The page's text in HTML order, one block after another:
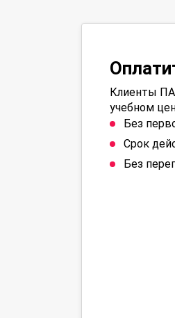
Клиенты
учебном
Без
Срок
Без